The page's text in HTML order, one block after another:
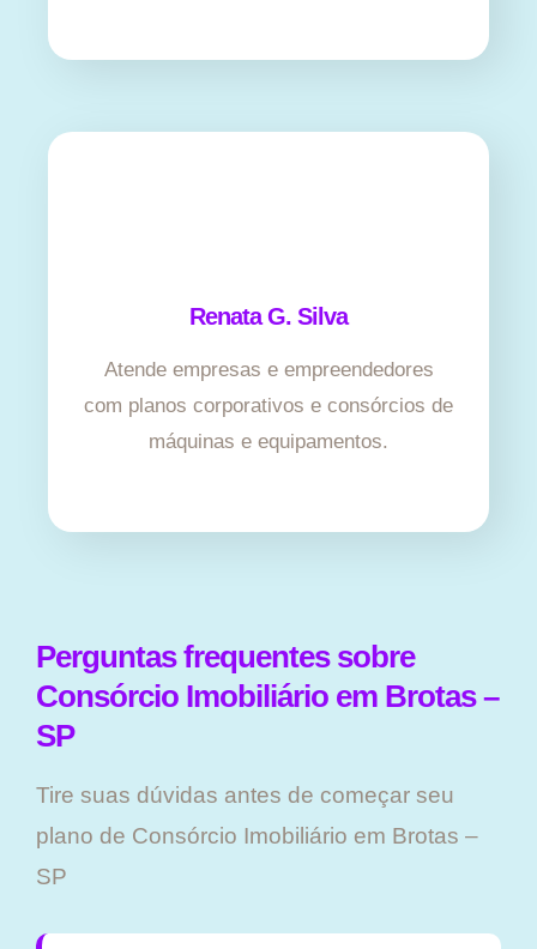
Renata G. Silva
Atende empresas e empreendedores
com planos corporativos e consórcios de
máquinas e equipamentos.
Perguntas frequentes sobre
Consórcio Imobiliário em Brotas –
SP
Tire suas dúvidas antes de começar seu
plano ​de Consórcio Imobiliário em Brotas –
SP